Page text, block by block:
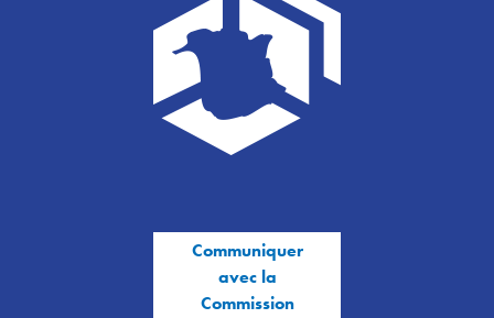
Communiquer
avec la
Commission